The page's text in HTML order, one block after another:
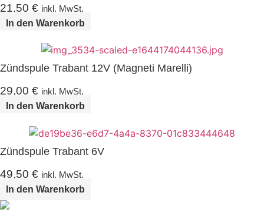
21,50 € inkl. MwSt.
In den Warenkorb
Zündspule Trabant 12V (Magneti Marelli)
29,00 € inkl. MwSt.
In den Warenkorb
Zündspule Trabant 6V
49,50 € inkl. MwSt.
In den Warenkorb